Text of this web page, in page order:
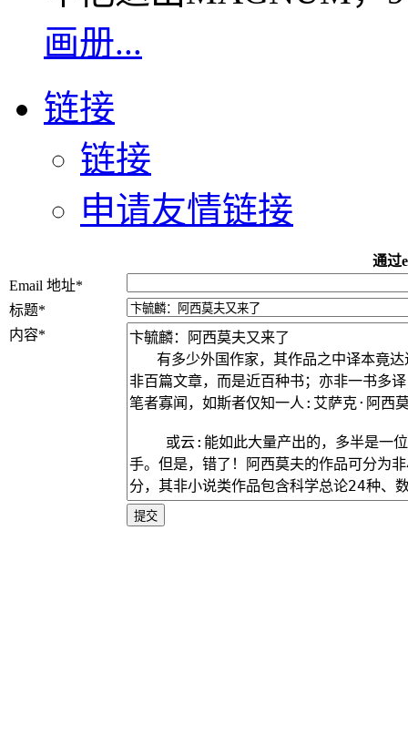
画册...
链接
链接
申请友情链接
通过
Email 地址*
标题*
内容*